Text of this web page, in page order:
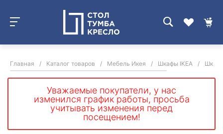
Главная / Каталог товаров / Мебель Икея / Шкафы IKEA /
Уважаемые покупатели, у нас
изменился график работы, просьба
учитывать изменения перед
посещением!